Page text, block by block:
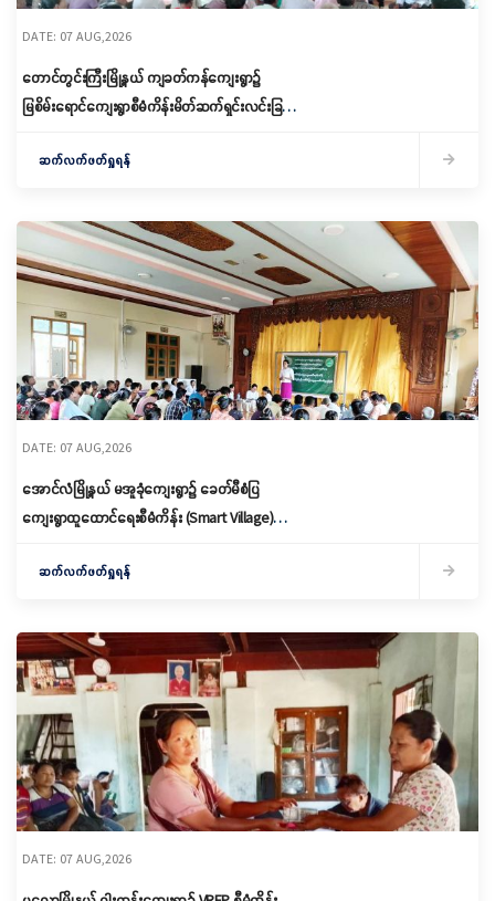
DATE: 07 AUG,2026
တောင်တွင်းကြီးမြို့နယ် ကျခတ်ကန်ကျေးရွာ၌
မြစိမ်းရောင်ကျေးရွာစီမံကိန်းမိတ်ဆက်ရှင်းလင်းခြင်း
ဆက်လက်ဖတ်ရှုရန်
DATE: 07 AUG,2026
အောင်လံမြို့နယ် မအူခုံကျေးရွာ၌ ခေတ်မီစံပြ
ကျေးရွာထူထောင်ရေးစီမံကိန်း (Smart Village)
ဆက်လက်ဖတ်ရှုရန်
DATE: 07 AUG,2026